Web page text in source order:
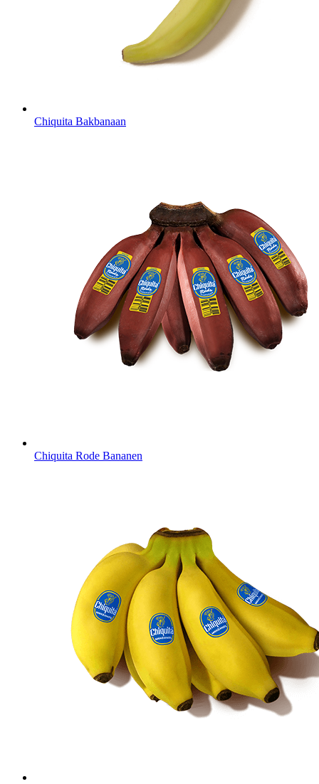
Chiquita Bakbanaan
Chiquita Rode Bananen